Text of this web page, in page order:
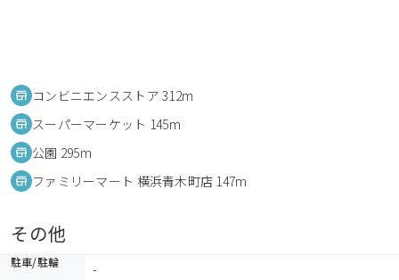
コンビニエンスストア 312m
スーパーマーケット 145m
公園 295m
ファミリーマート 横浜青木町店 147m
その他
駐車/駐輪 -